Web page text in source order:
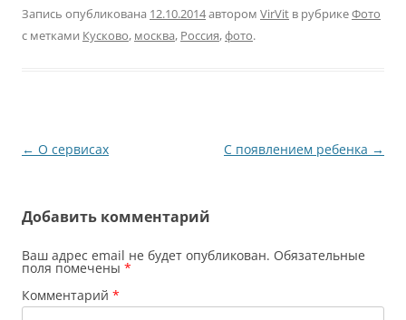
Так красиво звучит, что
сразу захотелось встать
Запись опубликована 12.10.2014автором VirVit в рубрикеФото
с метками Кусково, москва, Россия,фото.
Навигация
← О сервисах С появлением ребенка →
Добавить комментарий
Ваш адрес email не будет опубликован. Обязательные
поля помечены *
Комментарий *